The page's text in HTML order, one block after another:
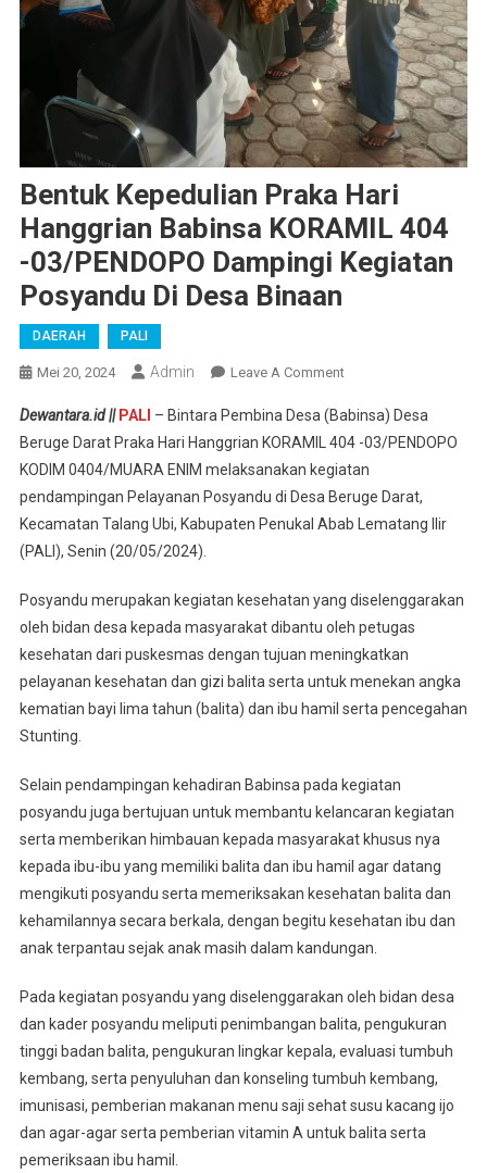
Bentuk Kepedulian Praka Hari
Hanggrian Babinsa KORAMIL 404
-03/PENDOPO Dampingi Kegiatan
Posyandu Di Desa Binaan
DAERAH PALI
Mei 20, 2024 Admin Leave A CommentOn
Kepedulian
Praka
Hari
Hanggrian
Babinsa
-03/PENDOPO
Dampingi
Kegiatan
Dewantara.id || PALI – Bintara Pembina Desa (Babinsa) Desa
Beruge Darat Praka Hari Hanggrian KORAMIL 404 -03/PENDOPO
KODIM 0404/MUARA ENIM melaksanakan kegiatan
pendampingan Pelayanan Posyandu di Desa Beruge Darat,
Kecamatan Talang Ubi, Kabupaten Penukal Abab Lematang Ilir
(PALI), Senin (20/05/2024).
Posyandu merupakan kegiatan kesehatan yang diselenggarakan
oleh bidan desa kepada masyarakat dibantu oleh petugas
kesehatan dari puskesmas dengan tujuan meningkatkan
pelayanan kesehatan dan gizi balita serta untuk menekan angka
kematian bayi lima tahun (balita) dan ibu hamil serta pencegahan
Stunting.
Selain pendampingan kehadiran Babinsa pada kegiatan
posyandu juga bertujuan untuk membantu kelancaran kegiatan
serta memberikan himbauan kepada masyarakat khusus nya
kepada ibu-ibu yang memiliki balita dan ibu hamil agar datang
mengikuti posyandu serta memeriksakan kesehatan balita dan
kehamilannya secara berkala, dengan begitu kesehatan ibu dan
anak terpantau sejak anak masih dalam kandungan.
Pada kegiatan posyandu yang diselenggarakan oleh bidan desa
dan kader posyandu meliputi penimbangan balita, pengukuran
tinggi badan balita, pengukuran lingkar kepala, evaluasi tumbuh
kembang, serta penyuluhan dan konseling tumbuh kembang,
imunisasi, pemberian makanan menu saji sehat susu kacang ijo
dan agar-agar serta pemberian vitamin A untuk balita serta
pemeriksaan ibu hamil.